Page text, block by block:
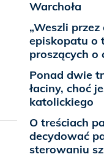
Warchoła
„Weszli
episkopatu o
proszących o
Ponad dwie
łaciny, choć
katolickiego
O treściach
decydować
sterowaniu